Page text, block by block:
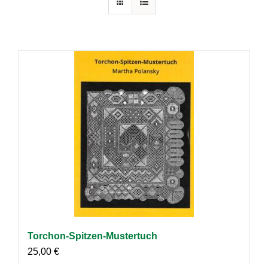
Torchon-Spitzen-Mustertuch
25,00 €